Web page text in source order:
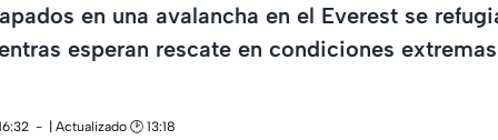
en una avalancha en el Everest se
esperan rescate en condiciones
| Actualizado 🕑 13:18